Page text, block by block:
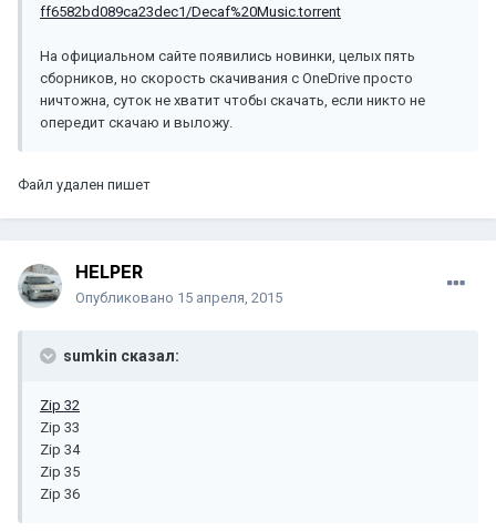
ff6582bd089ca23dec1/Decaf%20Music.torrent
На официальном сайте появились новинки, целых пять
сборников, но скорость скачивания с OneDrive просто
ничтожна, суток не хватит чтобы скачать, если никто не
опередит скачаю и выложу.
Файл удален пишет
HELPER
Опубликовано 15 апреля, 2015
sumkin сказал:
Zip 32
Zip 33
Zip 34
Zip 35
Zip 36